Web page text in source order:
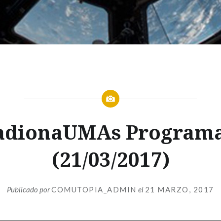
T1
(21/03/2017)
Publicado porCOMUTOPIA_ADMIN el 21 MARZO, 2017